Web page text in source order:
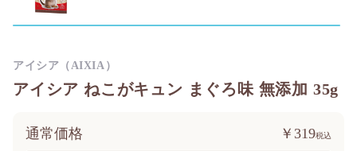
アイシア ねこがキュン まぐろ味 無添加 35g
通常価格 ￥319
アイシア（AIXIA）